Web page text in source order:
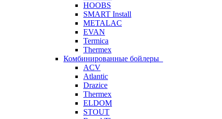
HOOBS
SMART Install
METALAC
EVAN
Termica
Thermex
Комбинированные бойлеры
ACV
Atlantic
Drazice
Thermex
ELDOM
STOUT